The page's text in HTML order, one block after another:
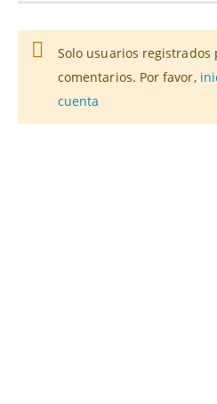
Solo usuarios
comentarios. Por favor,
cuenta